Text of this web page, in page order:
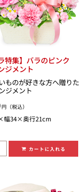
特集】バラのピンク
ジメント
ものが好きな方へ贈りた
ジメント
円（税込）
幅34×奥行21cm
カートに入れる